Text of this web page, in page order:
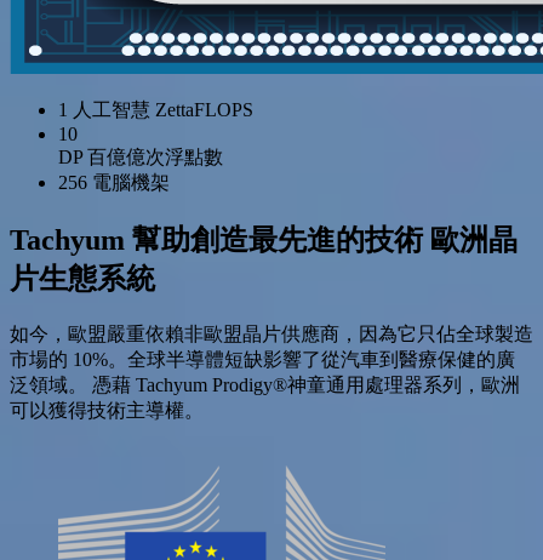
1
人工智慧 ZettaFLOPS
10
DP百億億次浮點數
256 電腦機架
Tachyum 幫助創造最先進的技術 歐洲晶
片生態系統
如今，歐盟嚴重依賴非歐盟晶片供應商，因為它只佔全球製造
市場的 10%。全球半導體短缺影響了從汽車到醫療保健的廣
泛領域。 憑藉 Tachyum Prodigy®神童通用處理器系列，歐洲
可以獲得技術主導權。